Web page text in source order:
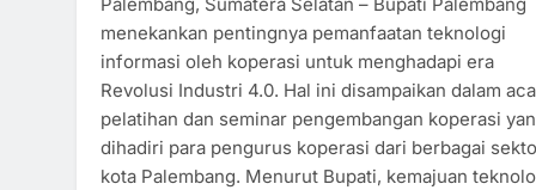
menekankan pentingnya pemanfaatan teknologi
informasi oleh koperasi untuk menghadapi era
Revolusi Industri 4.0. Hal ini disampaikan dalam
pelatihan dan seminar pengembangan koperasi
dihadiri para pengurus koperasi dari berbagai
kota Palembang. Menurut Bupati, kemajuan